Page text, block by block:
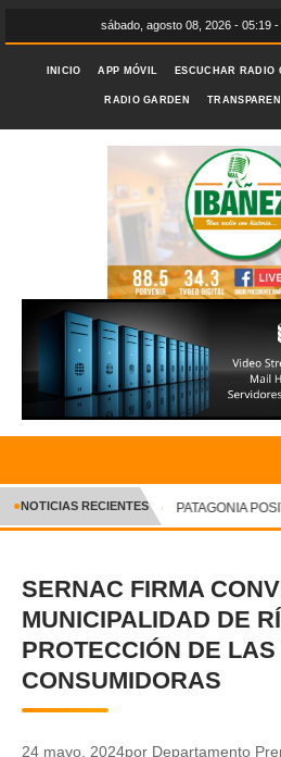
sábado, agosto 08, 2026 - 05:19
INICIO APP MÓVIL ESCUCHAR RADIO
RADIO GARDEN
INICIO
CRÓNICA
DEPORTES
ENTRETENIMIENTO Y CULTURA
POLICIAL
✕
●NOTICIAS RECIENTES PATAGONIA
SERNAC FIRMA
MUNICIPALIDAD DE
PROTECCIÓN DE
CONSUMIDORAS
24 mayo, 2024por Departamento